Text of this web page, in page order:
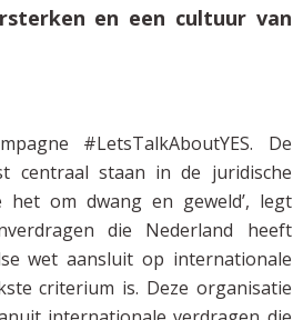
en een cultuur van
#LetsTalkAboutYES. De
centraal staan in de juridische
het om dwang en geweld’, legt
die Nederland heeft
wet aansluit op internationale
criterium is. Deze organisatie